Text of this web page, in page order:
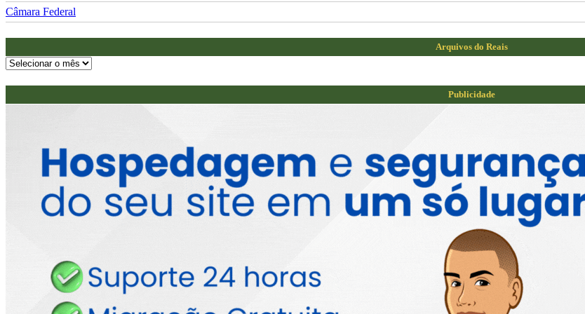
Câmara Federal
Arquivos do Reais
Arquivos
Reais
Publicidade